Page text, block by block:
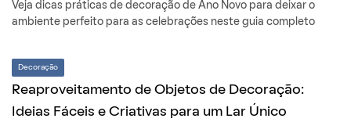
Veja dicas práticas de decoração de Ano Novo para deixar o
ambiente perfeito para as celebrações neste guia completo
Decoração
Reaproveitamento de Objetos de Decoração:
Ideias Fáceis e Criativas para um Lar Único